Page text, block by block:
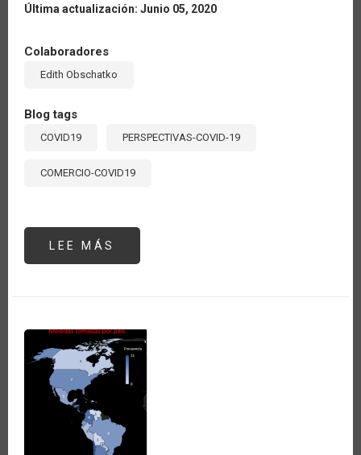
Última actualización: Junio 05, 2020
Colaboradores
Edith Obschatko
Blog tags
COVID19 PERSPECTIVAS-COVID-19
COMERCIO-COVID19
LEE MÁS
DEL
DE
LA
ARGENTINA